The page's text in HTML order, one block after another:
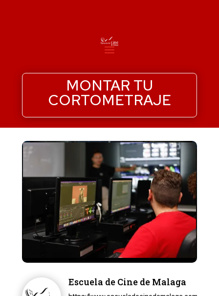
MONTAR TU
CORTOMETRAJE
Escuela de Cine de Malaga